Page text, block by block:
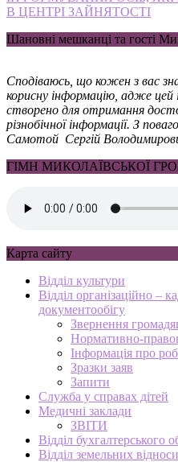
В ЦЕНТРІ ЗАЙНЯТОСТІ
Шановні мешканці та гості
Сподіваюсь, що кожен з вас
корисну інформацію, адже цей
створено для отримання
різнобічної інформації. З
Самотой Сергій
ГІМН МИКОЛАЇВСЬКОЇ
Карта сайту
Відділ культури
Відділ організаційно –
документообігу
Звернення
Нормативно-
Інформація про
Зразки заяв
Запити
Служба у справах дітей
Медичні заклади
ЗВІТИ
Відділ бухгалтерського
Відділ земельних